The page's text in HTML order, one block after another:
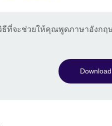
ธีที่จะช่วยให้คุณพูดภาษาอังกฤ